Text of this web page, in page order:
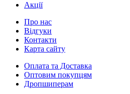
Акції
Про нас
Відгуки
Контакти
Карта сайту
Оплата та Доставка
Оптовим покупцям
Дропшиперам